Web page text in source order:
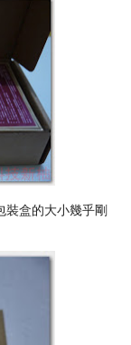
裝盒的大小幾乎剛